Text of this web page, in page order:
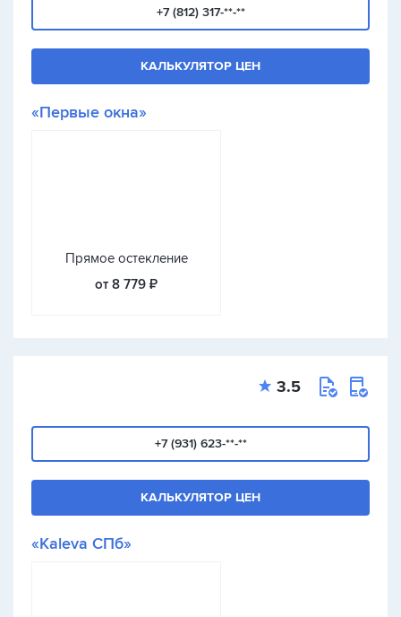
+7 (812) 317-**-**
КАЛЬКУЛЯТОР ЦЕН
«Первые окна»
Прямое остекление
от 8 779 ₽
3.5
+7 (931) 623-**-**
КАЛЬКУЛЯТОР ЦЕН
«Kaleva СПб»